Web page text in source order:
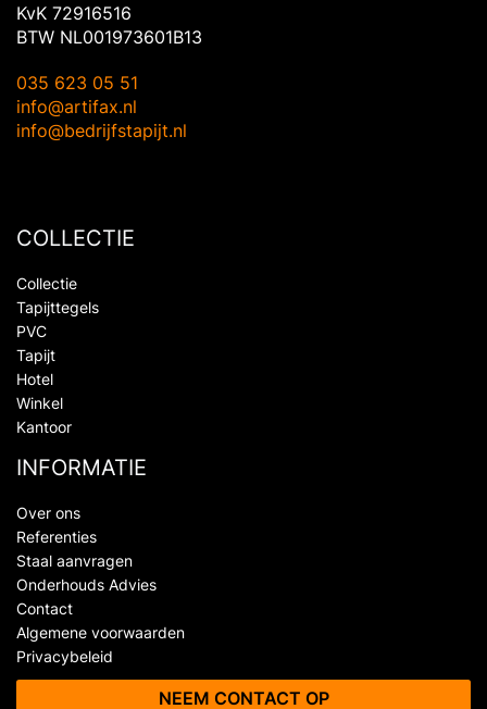
KvK 72916516
BTW NL001973601B13
035 623 05 51
info@artifax.nl
info@bedrijfstapijt.nl
COLLECTIE
Collectie
Tapijttegels
PVC
Tapijt
Hotel
Winkel
Kantoor
INFORMATIE
Over ons
Referenties
Staal aanvragen
Onderhouds Advies
Contact
Algemene voorwaarden
Privacybeleid
NEEM CONTACT OP